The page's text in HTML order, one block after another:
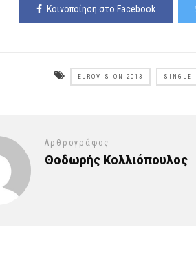
Κοινοποίηση στο Facebook
EUROVISION 2013 SINGLE
Αρθρογράφος
Θοδωρής Κολλιόπουλος